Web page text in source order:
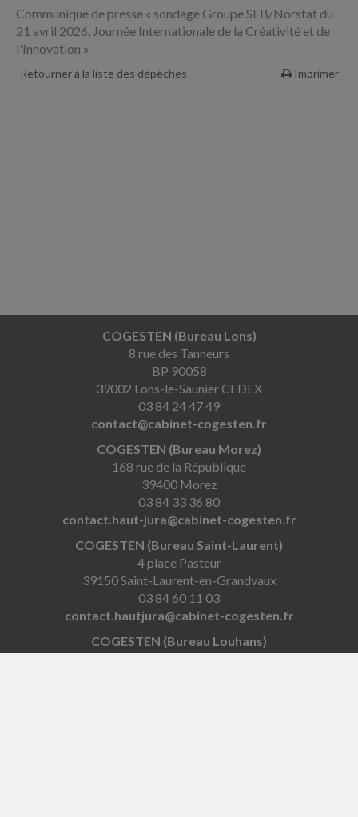
Communiqué de presse « sondage Groupe SEB/Norstat du
21 avril 2026, Journée Internationale de la Créativité et de
l'Innovation »
Retourner à la liste des dépêches Imprimer
COGESTEN (Bureau Lons)
8 rue des Tanneurs
BP 90058
39002 Lons-le-Saunier CEDEX
03 84 24 47 49
contact@cabinet-cogesten.fr
COGESTEN (Bureau Morez)
168 rue de la République
39400 Morez
03 84 33 36 80
contact.haut-jura@cabinet-cogesten.fr
COGESTEN (Bureau Saint-Laurent)
4 place Pasteur
39150 Saint-Laurent-en-Grandvaux
03 84 60 11 03
contact.hautjura@cabinet-cogesten.fr
COGESTEN (Bureau Louhans)
64 Grande Rue